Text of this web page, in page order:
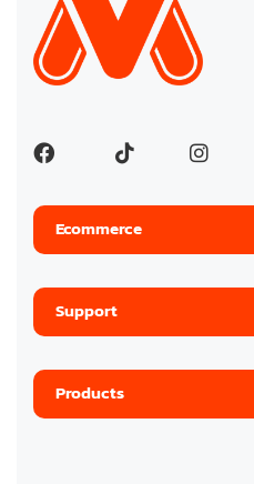
Ecommerce
Support
Products